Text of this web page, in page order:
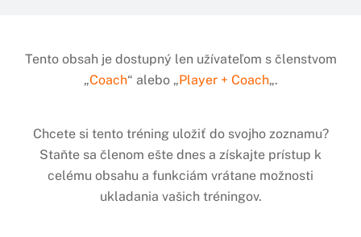
Tento obsah je dostupný len užívateľom s členstvom
„Coach“ alebo „Player + Coach„.
Chcete si tento tréning uložiť do svojho zoznamu?
Staňte sa členom ešte dnes a získajte prístup k
celému obsahu a funkciám vrátane možnosti
ukladania vašich tréningov.